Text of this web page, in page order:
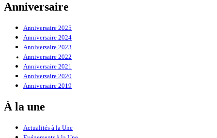
Anniversaire
Anniversaire 2025
Anniversaire 2024
Anniversaire 2023
Anniversaire 2022
Anniversaire 2021
Anniversaire 2020
Anniversaire 2019
À la une
Actualités à la Une